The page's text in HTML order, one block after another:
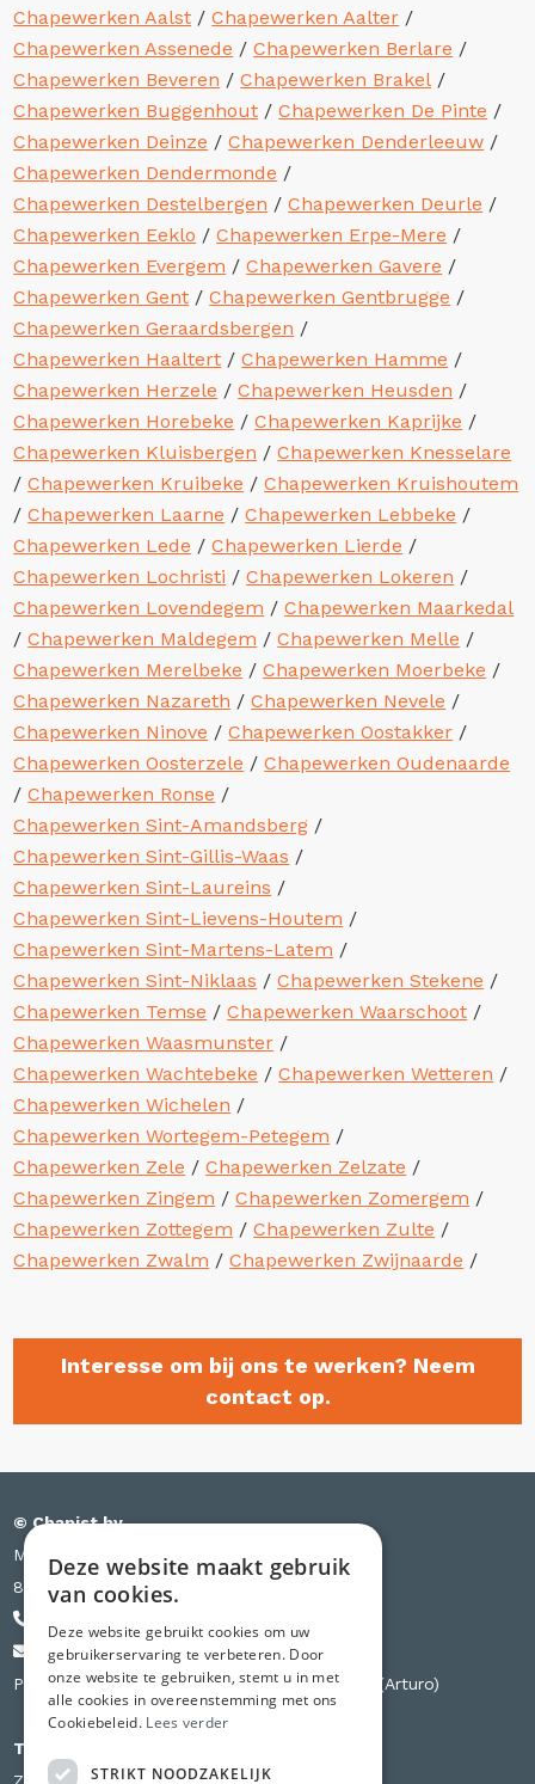
Chapewerken Aalst /Chapewerken Aalter /
Chapewerken Assenede /Chapewerken Berlare /
Chapewerken Beveren /Chapewerken Brakel /
Chapewerken Buggenhout /Chapewerken De Pinte /
Chapewerken Deinze /Chapewerken Denderleeuw /
Chapewerken Dendermonde /
Chapewerken Destelbergen /Chapewerken Deurle /
Chapewerken Eeklo /Chapewerken Erpe-Mere /
Chapewerken Evergem /Chapewerken Gavere /
Chapewerken Gent /Chapewerken Gentbrugge /
Chapewerken Geraardsbergen /
Chapewerken Haaltert /Chapewerken Hamme /
Chapewerken Herzele /Chapewerken Heusden /
Chapewerken Horebeke /Chapewerken Kaprijke /
Chapewerken Kluisbergen /Chapewerken Knesselare
/Chapewerken Kruibeke /Chapewerken Kruishoutem
/Chapewerken Laarne /Chapewerken Lebbeke /
Chapewerken Lede /Chapewerken Lierde /
Chapewerken Lochristi /Chapewerken Lokeren /
Chapewerken Lovendegem /Chapewerken Maarkedal
/Chapewerken Maldegem /Chapewerken Melle /
Chapewerken Merelbeke /Chapewerken Moerbeke /
Chapewerken Nazareth /Chapewerken Nevele /
Chapewerken Ninove /Chapewerken Oostakker /
Chapewerken Oosterzele /Chapewerken Oudenaarde
/Chapewerken Ronse /
Chapewerken Sint-Amandsberg /
Chapewerken Sint-Gillis-Waas /
Chapewerken Sint-Laureins /
Chapewerken Sint-Lievens-Houtem /
Chapewerken Sint-Martens-Latem /
Chapewerken Sint-Niklaas /Chapewerken Stekene /
Chapewerken Temse /Chapewerken Waarschoot /
Chapewerken Waasmunster /
Chapewerken Wachtebeke /Chapewerken Wetteren /
Chapewerken Wichelen /
Chapewerken Wortegem-Petegem /
Chapewerken Zele /Chapewerken Zelzate /
Chapewerken Zingem /Chapewerken Zomergem /
Chapewerken Zottegem /Chapewerken Zulte /
Chapewerken Zwalm /Chapewerken Zwijnaarde /
Interesse om bij ons te werken? Neem
contact op.
© Chapist bv
Meensesteenweg 385 bus S03
8501 Kortrijk
info@chapist.be
Partner van Knauf, Weber, Betopor, Uzin Utz (Arturo)
Tweede vestiging
Deze website maakt gebruik
van cookies.
Deze website gebruikt cookies om uw
gebruikerservaring te verbeteren. Door
onze website te gebruiken, stemt u in met
alle cookies in overeenstemming met ons
Cookiebeleid. Lees verder
STRIKT NOODZAKELIJK